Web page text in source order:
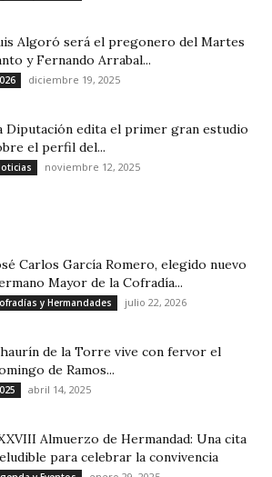
Algoró será el pregonero del Martes
y Fernando Arrabal...
diciembre 19, 2025
Diputación edita el primer gran estudio
el perfil del...
noviembre 12, 2025
Carlos García Romero, elegido nuevo
Mayor de la Cofradía...
y Hermandades julio 22, 2026
de la Torre vive con fervor el
de Ramos...
abril 14, 2025
Almuerzo de Hermandad: Una cita
para celebrar la convivencia